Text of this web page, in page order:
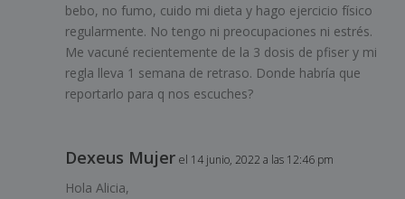
bebo, no fumo, cuido mi dieta y hago ejercicio físico
regularmente. No tengo ni preocupaciones ni estrés.
Me vacuné recientemente de la 3 dosis de pfiser y mi
regla lleva 1 semana de retraso. Donde habría que
reportarlo para q nos escuches?
Dexeus Mujer el 14 junio, 2022 a las 12:46 pm
Hola Alicia,